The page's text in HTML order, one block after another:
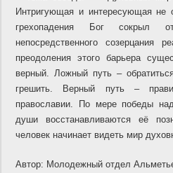
Интригующая и интересующая не
грехопадения Бог сокрыл
непосредственного созерцания
преодоления этого барьера
верный. Ложный путь –
грешить. Верный путь –
православии. По мере победы
души восстанавливаются её
человек начинает видеть мир
Автор: Молодежный отдел